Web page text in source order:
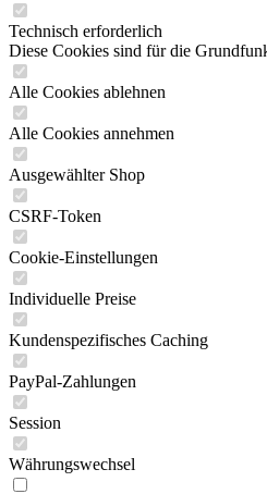
Technisch erforderlich
Diese Cookies sind für die
Alle Cookies ablehnen
Alle Cookies annehmen
Ausgewählter Shop
CSRF-Token
Cookie-Einstellungen
Individuelle Preise
Kundenspezifisches Caching
PayPal-Zahlungen
Session
Währungswechsel